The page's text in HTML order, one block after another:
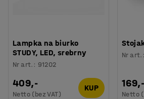
Lampka na biurko
STUDY, LED, srebrny
Nr art. : 91202
409,-
Netto (bez VAT)
KUP
Nr art. :
169,-
Netto